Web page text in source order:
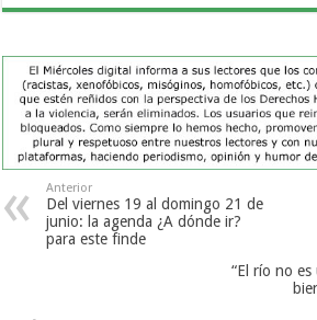
Anterior
Del viernes 19 al domingo 21 de
junio: la agenda ¿A dónde ir?
para este finde
“El río no